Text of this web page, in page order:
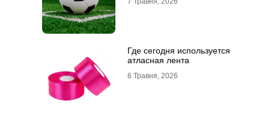
Где сегодня используется
атласная лента
6 Травня, 2026